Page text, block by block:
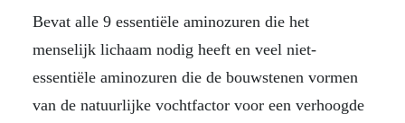
Bevat alle 9 essentiële aminozuren die het
menselijk lichaam nodig heeft en veel niet-
essentiële aminozuren die de bouwstenen vormen
van de natuurlijke vochtfactor voor een verhoogde